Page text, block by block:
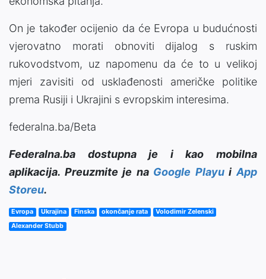
On je također ocijenio da će Evropa u budućnosti
vjerovatno morati obnoviti dijalog s ruskim
rukovodstvom, uz napomenu da će to u velikoj
mjeri zavisiti od usklađenosti američke politike
prema Rusiji i Ukrajini s evropskim interesima.
federalna.ba/Beta
Federalna.ba dostupna je i kao mobilna
aplikacija. Preuzmite je na Google PlayuiApp
Storeu.
Evropa Ukrajina Finska okončanje rata
Volodimir Zelenski
Alexander Stubb